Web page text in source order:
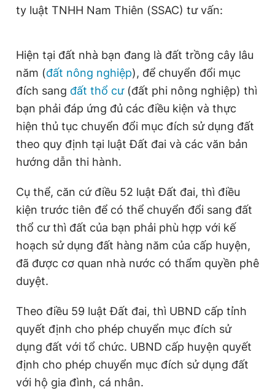
ty luật TNHH Nam Thiên (SSAC) tư vấn:
Hiện tại đất nhà bạn đang là đất trồng cây lâu
năm (đất nông nghiệp), để chuyển đổi mục
đích sang đất thổ cư(đất phi nông nghiệp) thì
bạn phải đáp ứng đủ các điều kiện và thực
hiện thủ tục chuyển đổi mục đích sử dụng đất
theo quy định tại luật Đất đai và các văn bản
hướng dẫn thi hành.
Cụ thể, căn cứ điều 52 luật Đất đai, thì điều
kiện trước tiên để có thể chuyển đổi sang đất
thổ cư thì đất của bạn phải phù hợp với kế
hoạch sử dụng đất hàng năm của cấp huyện,
đã được cơ quan nhà nước có thẩm quyền phê
duyệt.
Theo điều 59 luật Đất đai, thì UBND cấp tỉnh
quyết định cho phép chuyển mục đích sử
dụng đất với tổ chức. UBND cấp huyện quyết
định cho phép chuyển mục đích sử dụng đất
với hộ gia đình, cá nhân.